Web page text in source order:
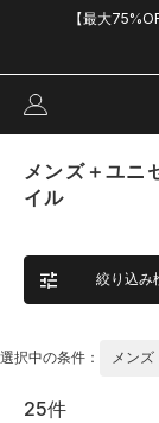
【最大
メンズ＋ユニ
イル
絞り込み
選択中の条件： メンズ
25件